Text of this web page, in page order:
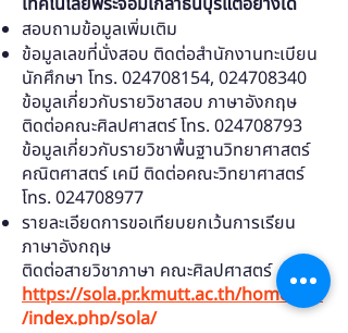
สอบถามข้อมูลเพิ่มเติม
ข้อมูลเลขที่นั่งสอบ ติดต่อสำนักงานทะเบียน
นักศึกษา โทร. 024708154, 024708340
ข้อมูลเกี่ยวกับรายวิชาสอบ ภาษาอังกฤษ
ติดต่อคณะศิลปศาสตร์ โทร. 024708793
ข้อมูลเกี่ยวกับรายวิชาพื้นฐานวิทยาศาสตร์
คณิตศาสตร์ เคมี ติดต่อคณะวิทยาศาสตร์
โทร. 024708977
รายละเอียดการขอเทียบยกเว้นการเรียน
ภาษาอังกฤษ
ติดต่อสายวิชาภาษา คณะศิลปศาสตร์
https://sola.pr.kmutt.ac.th/homesola
/index.php/sola/